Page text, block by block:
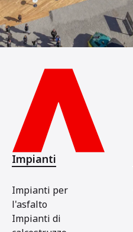
Impianti
Impianti per
l'asfalto
Impianti di